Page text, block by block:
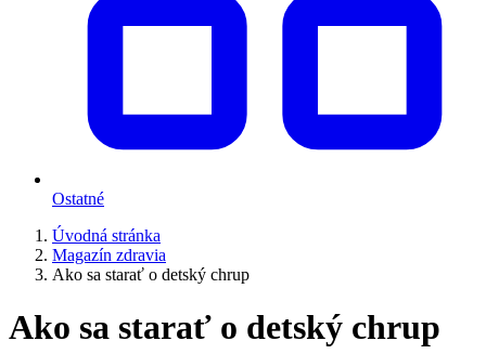
Ostatné
Úvodná stránka
Magazín zdravia
Ako sa starať o detský chrup
Ako sa starať o detský chrup